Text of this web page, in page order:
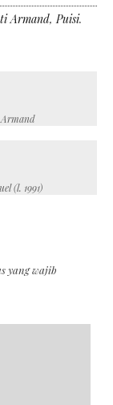
Armand,Puisi.
(l. 1991)
yang wajib